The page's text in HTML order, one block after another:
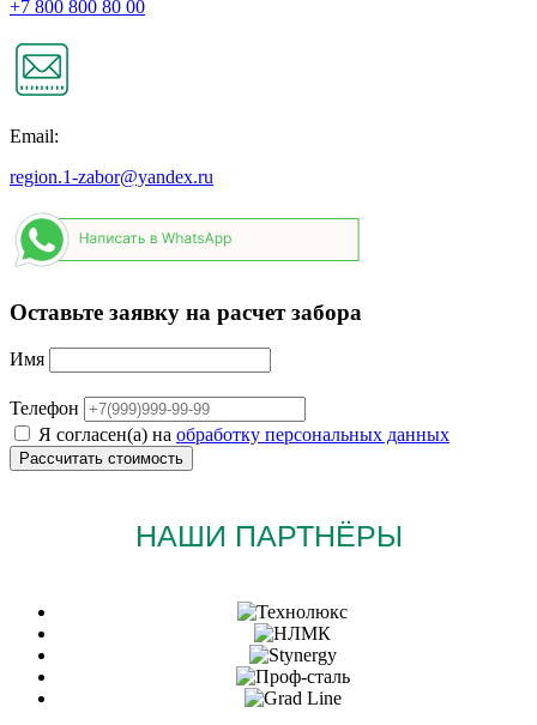
+7 800 800 80 00
Email:
region.1-zabor@yandex.ru
Оставьте заявку на расчет забора
Имя
Телефон
Я согласен(а) на обработку персональных данных
НАШИ ПАРТНЁРЫ